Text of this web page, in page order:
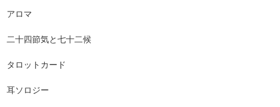
アロマ
二十四節気と七十二候
タロットカード
耳ソロジー